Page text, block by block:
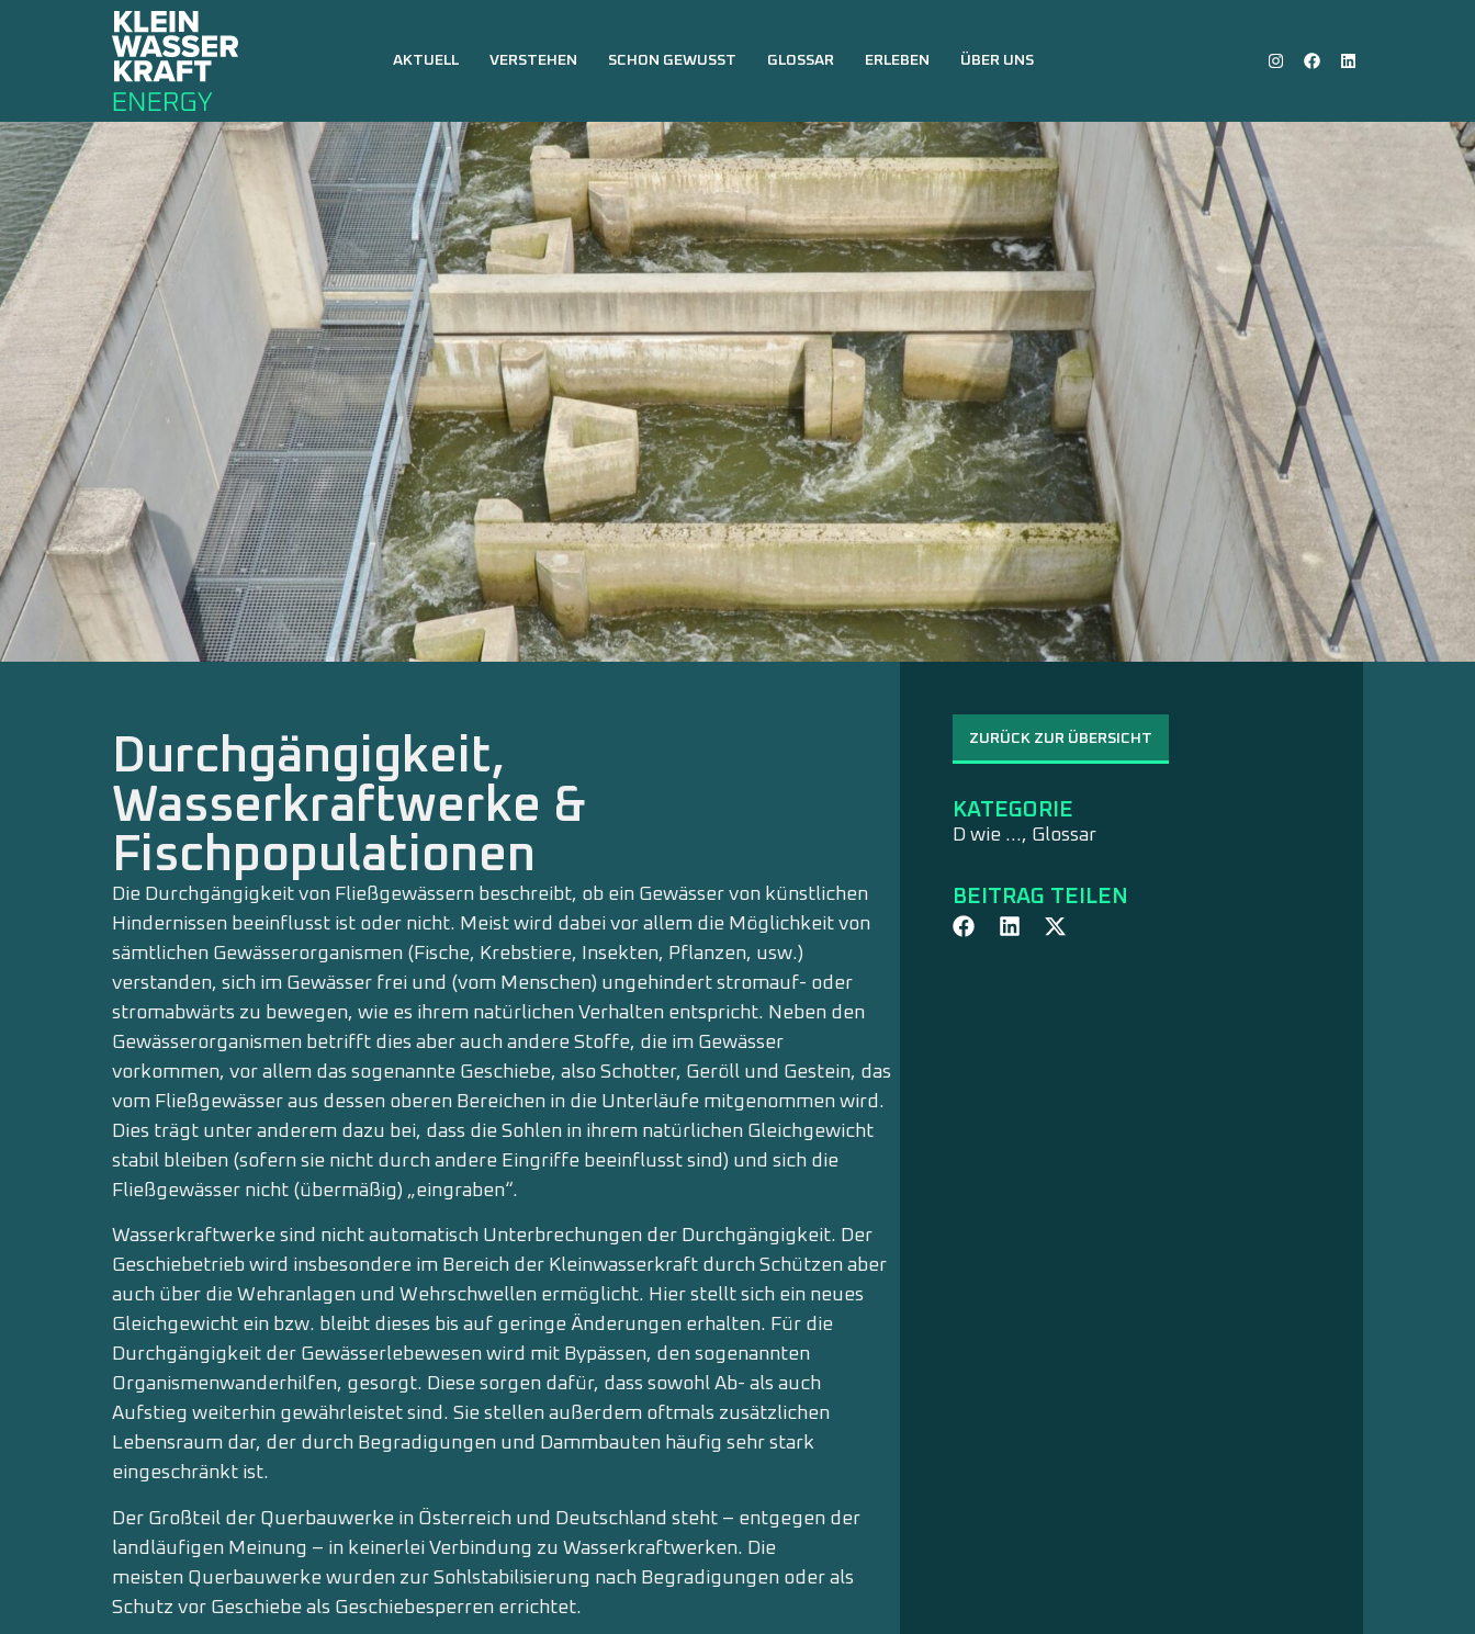
AKTUELL VERSTEHEN SCHON GEWUSST GLOSSAR ERLEBEN ÜBER UNS
ZURÜCK ZUR ÜBERSICHT
KATEGORIE
D wie …, Glossar
BEITRAG TEILEN
Durchgängigkeit,
Wasserkraftwerke &
Fischpopulationen
Die Durchgängigkeit von Fließgewässern beschreibt, ob ein Gewässer von künstlichen
Hindernissen beeinflusst ist oder nicht. Meist wird dabei vor allem die Möglichkeit von
sämtlichen Gewässerorganismen (Fische, Krebstiere, Insekten, Pflanzen, usw.)
verstanden, sich im Gewässer frei und (vom Menschen) ungehindert stromauf- oder
stromabwärts zu bewegen, wie es ihrem natürlichen Verhalten entspricht. Neben den
Gewässerorganismen betrifft dies aber auch andere Stoffe, die im Gewässer
vorkommen, vor allem das sogenannte Geschiebe, also Schotter, Geröll und Gestein, das
vom Fließgewässer aus dessen oberen Bereichen in die Unterläufe mitgenommen wird.
Dies trägt unter anderem dazu bei, dass die Sohlen in ihrem natürlichen Gleichgewicht
stabil bleiben (sofern sie nicht durch andere Eingriffe beeinflusst sind) und sich die
Fließgewässer nicht (übermäßig) „eingraben“.
Wasserkraftwerke sind nicht automatisch Unterbrechungen der Durchgängigkeit. Der
Geschiebetrieb wird insbesondere im Bereich der Kleinwasserkraft durch Schützen aber
auch über die Wehranlagen und Wehrschwellen ermöglicht. Hier stellt sich ein neues
Gleichgewicht ein bzw. bleibt dieses bis auf geringe Änderungen erhalten. Für die
Durchgängigkeit der Gewässerlebewesen wird mit Bypässen, den sogenannten
Organismenwanderhilfen, gesorgt. Diese sorgen dafür, dass sowohl Ab- als auch
Aufstieg weiterhin gewährleistet sind. Sie stellen außerdem oftmals zusätzlichen
Lebensraum dar, der durch Begradigungen und Dammbauten häufig sehr stark
eingeschränkt ist.
Der Großteil der Querbauwerke in Österreich und Deutschland steht – entgegen der
landläufigen Meinung – in keinerlei Verbindung zu Wasserkraftwerken. Die
meisten Querbauwerke wurden zur Sohlstabilisierung nach Begradigungen oder als
Schutz vor Geschiebe als Geschiebesperren errichtet.